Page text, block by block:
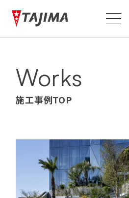
Works
施工事例TOP